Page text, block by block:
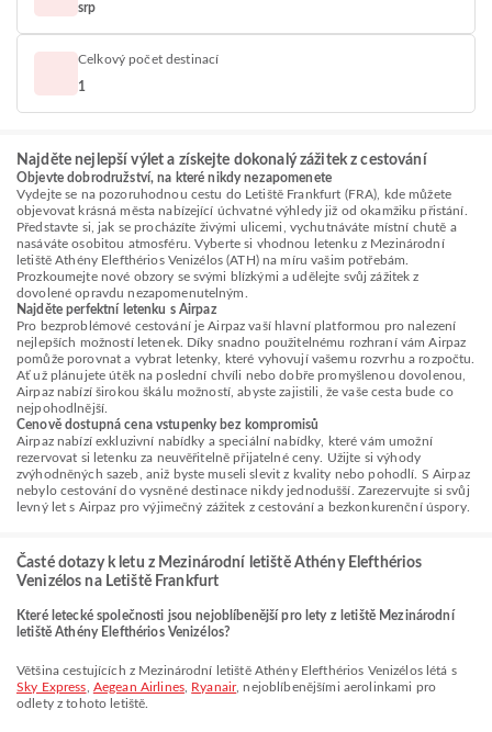
srp
Celkový počet destinací
1
Najděte nejlepší výlet a získejte dokonalý zážitek z cestování
Objevte dobrodružství, na které nikdy nezapomenete
Vydejte se na pozoruhodnou cestu do Letiště Frankfurt (FRA), kde můžete
objevovat krásná města nabízející úchvatné výhledy již od okamžiku přistání.
Představte si, jak se procházíte živými ulicemi, vychutnáváte místní chutě a
nasáváte osobitou atmosféru. Vyberte si vhodnou letenku z Mezinárodní
letiště Athény Elefthérios Venizélos (ATH) na míru vašim potřebám.
Prozkoumejte nové obzory se svými blízkými a udělejte svůj zážitek z
dovolené opravdu nezapomenutelným.
Najděte perfektní letenku s Airpaz
Pro bezproblémové cestování je Airpaz vaší hlavní platformou pro nalezení
nejlepších možností letenek. Díky snadno použitelnému rozhraní vám Airpaz
pomůže porovnat a vybrat letenky, které vyhovují vašemu rozvrhu a rozpočtu.
Ať už plánujete útěk na poslední chvíli nebo dobře promyšlenou dovolenou,
Airpaz nabízí širokou škálu možností, abyste zajistili, že vaše cesta bude co
nejpohodlnější.
Cenově dostupná cena vstupenky bez kompromisů
Airpaz nabízí exkluzivní nabídky a speciální nabídky, které vám umožní
rezervovat si letenku za neuvěřitelně přijatelné ceny. Užijte si výhody
zvýhodněných sazeb, aniž byste museli slevit z kvality nebo pohodlí. S Airpaz
nebylo cestování do vysněné destinace nikdy jednodušší. Zarezervujte si svůj
levný let s Airpaz pro výjimečný zážitek z cestování a bezkonkurenční úspory.
Časté dotazy k letu z Mezinárodní letiště Athény Elefthérios
Venizélos na Letiště Frankfurt
Které letecké společnosti jsou nejoblíbenější pro lety z letiště Mezinárodní
letiště Athény Elefthérios Venizélos?
Většina cestujících z Mezinárodní letiště Athény Elefthérios Venizélos létá s
Sky Express Aegean Airlines, Ryanair, nejoblíbenějšími aerolinkami pro
odlety z tohoto letiště.